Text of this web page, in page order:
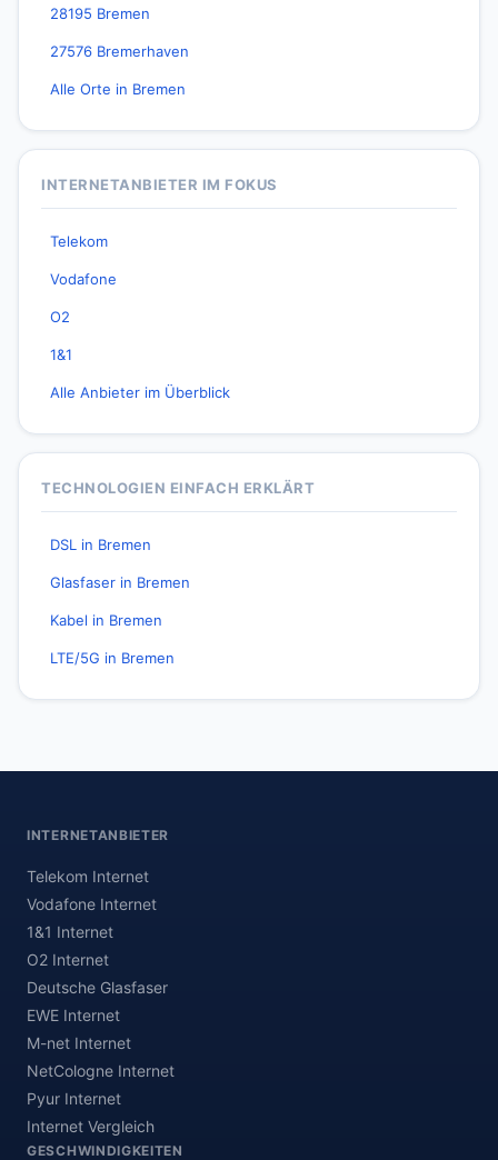
28195 Bremen
27576 Bremerhaven
Alle Orte in Bremen
INTERNETANBIETER IM FOKUS
Telekom
Vodafone
O2
1&1
Alle Anbieter im Überblick
TECHNOLOGIEN EINFACH ERKLÄRT
DSL in Bremen
Glasfaser in Bremen
Kabel in Bremen
LTE/5G in Bremen
INTERNETANBIETER
Telekom Internet
Vodafone Internet
1&1 Internet
O2 Internet
Deutsche Glasfaser
EWE Internet
M-net Internet
NetCologne Internet
Pyur Internet
Internet Vergleich
GESCHWINDIGKEITEN